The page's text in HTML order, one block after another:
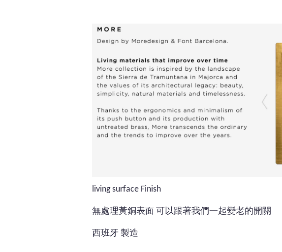
living surface Finish
無處理黃銅表面 可以跟著我們一起變老的開關
西班牙 製造